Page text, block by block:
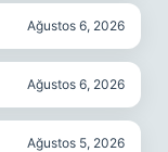
Ağustos 6, 2026
Ağustos 6, 2026
Ağustos 5, 2026